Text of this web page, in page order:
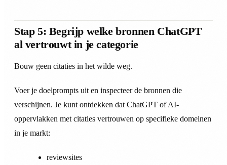
Stap 5: Begrijp welke bronnen ChatGPT
al vertrouwt in je categorie
Bouw geen citaties in het wilde weg.
Voer je doelprompts uit en inspecteer de bronnen die
verschijnen. Je kunt ontdekken dat ChatGPT of AI-
oppervlakken met citaties vertrouwen op specifieke domeinen
in je markt:
reviewsites